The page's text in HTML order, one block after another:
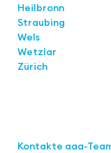
Heilbronn
Straubing
Wels
Wetzlar
Zürich
Kontakte aaa-